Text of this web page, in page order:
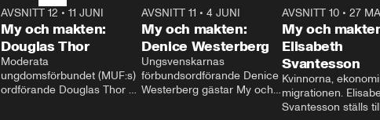
26:27
AVSNITT 12 • 11 JUNI
My och makten:
Douglas Thor
Moderata
ungdomsförbundet (MUF:s)
ordförande Douglas Thor
23:40
AVSNITT 11 •4 JUNI
My och makten:
Denice Westerberg
Ungsvenskarnas
förbundsordförande Denice
Westerberg gästar My och
AVSNITT 10 •27
My och
Elisabeth
Svantesson
Kvinnorna,
migrationen.
Svantesson ställs